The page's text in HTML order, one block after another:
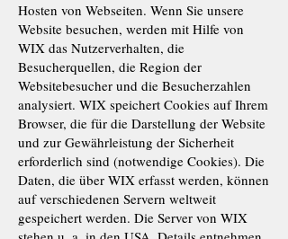
Hosten von Webseiten. Wenn Sie unsere
Website besuchen, werden mit Hilfe von
WIX das Nutzerverhalten, die
Besucherquellen, die Region der
Websitebesucher und die Besucherzahlen
analysiert. WIX speichert Cookies auf Ihrem
Browser, die für die Darstellung der Website
und zur Gewährleistung der Sicherheit
erforderlich sind (notwendige Cookies). Die
Daten, die über WIX erfasst werden, können
auf verschiedenen Servern weltweit
gespeichert werden. Die Server von WIX